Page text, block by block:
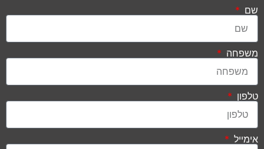
שם
משפחה
טלפון
אימייל